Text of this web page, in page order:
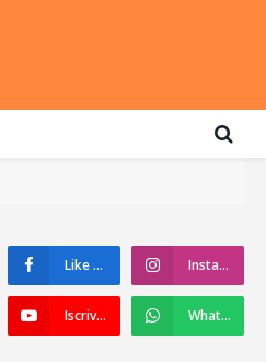
Like su Facebook Instagram
Iscriviti a YouTube WhatsApp